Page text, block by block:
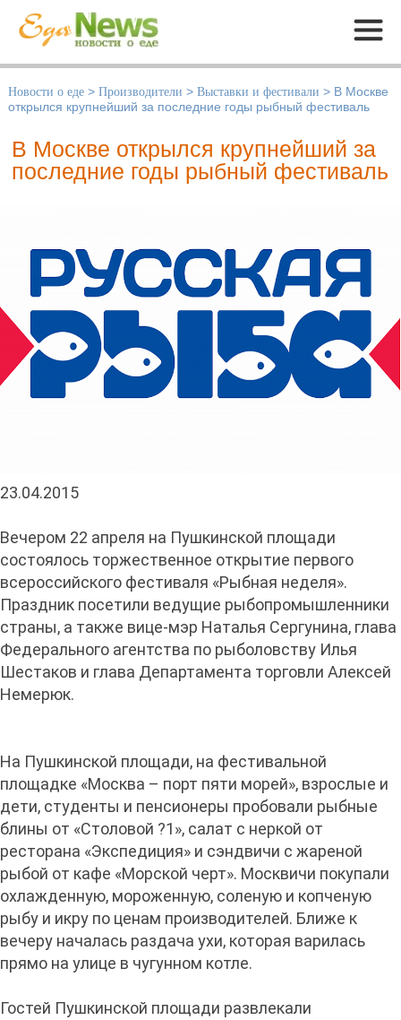
Меню
Новости о еде > Производители > Выставки и фестивали > В Москве
открылся крупнейший за последние годы рыбный фестиваль
В Москве открылся крупнейший за
последние годы рыбный фестиваль
23.04.2015
Вечером 22 апреля на Пушкинской площади
состоялось торжественное открытие первого
всероссийского фестиваля «Рыбная неделя».
Праздник посетили ведущие рыбопромышленники
страны, а также вице-мэр Наталья Сергунина, глава
Федерального агентства по рыболовству Илья
Шестаков и глава Департамента торговли Алексей
Немерюк.
На Пушкинской площади, на фестивальной
площадке «Москва – порт пяти морей», взрослые и
дети, студенты и пенсионеры пробовали рыбные
блины от «Столовой ?1», салат с неркой от
ресторана «Экспедиция» и сэндвичи с жареной
рыбой от кафе «Морской черт». Москвичи покупали
охлажденную, мороженную, соленую и копченую
рыбу и икру по ценам производителей. Ближе к
вечеру началась раздача ухи, которая варилась
прямо на улице в чугунном котле.
Гостей Пушкинской площади развлекали